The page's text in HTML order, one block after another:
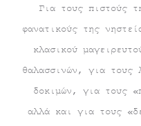
Για τους πιστούς
φανατικούς της
κλασικού
θαλασσινών, για τους
δοκιμών, για τους
αλλά και για τους